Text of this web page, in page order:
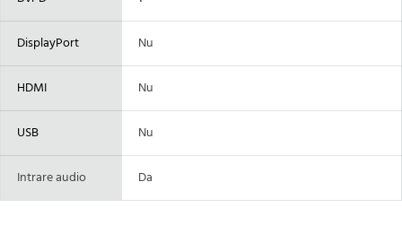
DisplayPort Nu
HDMI Nu
USB Nu
Intrare audio Da